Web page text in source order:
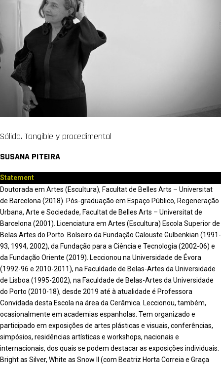
Sólido. Tangible y procedimental
SUSANA PITEIRA
Statement
Doutorada em Artes (Escultura), Facultat de Belles Arts – Universitat
de Barcelona (2018). Pós-graduação em Espaço Público, Regeneração
Urbana, Arte e Sociedade, Facultat de Belles Arts – Universitat de
Barcelona (2001). Licenciatura em Artes (Escultura) Escola Superior de
Belas Artes do Porto. Bolseiro da Fundação Calouste Gulbenkian (1991-
93, 1994, 2002), da Fundação para a Ciência e Tecnologia (2002-06) e
da Fundação Oriente (2019). Leccionou na Universidade de Évora
(1992-96 e 2010-2011), na Faculdade de Belas-Artes da Universidade
de Lisboa (1995-2002), na Faculdade de Belas-Artes da Universidade
do Porto (2010-18), desde 2019 até à atualidade é Professora
Convidada desta Escola na área da Cerâmica. Leccionou, também,
ocasionalmente em academias espanholas. Tem organizado e
participado em exposições de artes plásticas e visuais, conferências,
simpósios, residências artísticas e workshops, nacionais e
internacionais, dos quais se podem destacar as exposições individuais:
Bright as Silver, White as Snow II (com Beatriz Horta Correia e Graça